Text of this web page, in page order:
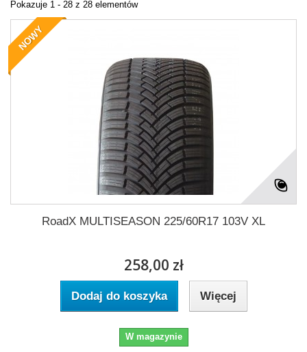
Pokazuje 1 - 28 z 28 elementów
NOWY
RoadX MULTISEASON 225/60R17 103V XL
258,00 zł
Dodaj do koszyka Więcej
W magazynie